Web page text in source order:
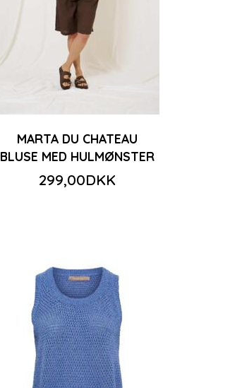
MARTA DU CHATEAU
BLUSE MED HULMØNSTER
299,00DKK